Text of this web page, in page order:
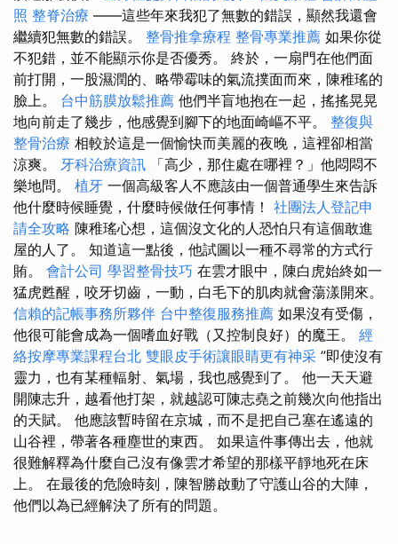
照 整脊治療 ——這些年來我犯了無數的錯誤，顯然我還會
繼續犯無數的錯誤。 整骨推拿療程 整骨專業推薦 如果你從
不犯錯，並不能顯示你是否優秀。 終於，一扇門在他們面
前打開，一股濕潤的、略帶霉味的氣流撲面而來，陳稚瑤的
臉上。 台中筋膜放鬆推薦 他們半盲地抱在一起，搖搖晃晃
地向前走了幾步，他感覺到腳下的地面崎嶇不平。 整復與
整骨治療 相較於這是一個愉快而美麗的夜晚，這裡卻相當
涼爽。 牙科治療資訊 「高少，那住處在哪裡？」他悶悶不
樂地問。 植牙 一個高級客人不應該由一個普通學生來告訴
他什麼時候睡覺，什麼時候做任何事情！ 社團法人登記申
請全攻略 陳稚瑤心想，這個沒文化的人恐怕只有這個敢進
屋的人了。 知道這一點後，他試圖以一種不尋常的方式行
賄。 會計公司 學習整骨技巧 在雲才眼中，陳白虎始終如一
猛虎甦醒，咬牙切齒，一動，白毛下的肌肉就會蕩漾開來。
信賴的記帳事務所夥伴 台中整復服務推薦 如果沒有受傷，
他很可能會成為一個嗜血好戰（又控制良好）的魔王。 經
絡按摩專業課程台北 雙眼皮手術讓眼睛更有神采 ”即使沒有
靈力，也有某種輻射、氣場，我也感覺到了。 他一天天避
開陳志升，越看他打架，就越認可陳志堯之前幾次向他指出
的天賦。 他應該暫時留在京城，而不是把自己塞在遙遠的
山谷裡，帶著各種塵世的東西。 如果這件事傳出去，他就
很難解釋為什麼自己沒有像雲才希望的那樣平靜地死在床
上。 在最後的危險時刻，陳智勝啟動了守護山谷的大陣，
他們以為已經解決了所有的問題。